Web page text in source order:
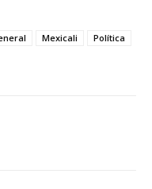
Mexicali
Política